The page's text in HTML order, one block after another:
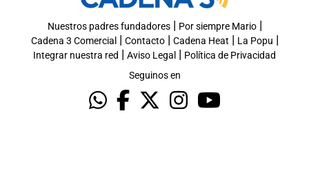
Nuestros padres fundadores| Por siempre Mario|
Cadena 3 Comercial | Contacto| Cadena Heat | La Popu |
Integrar nuestra red | Aviso Legal | Política de Privacidad
Seguinos en